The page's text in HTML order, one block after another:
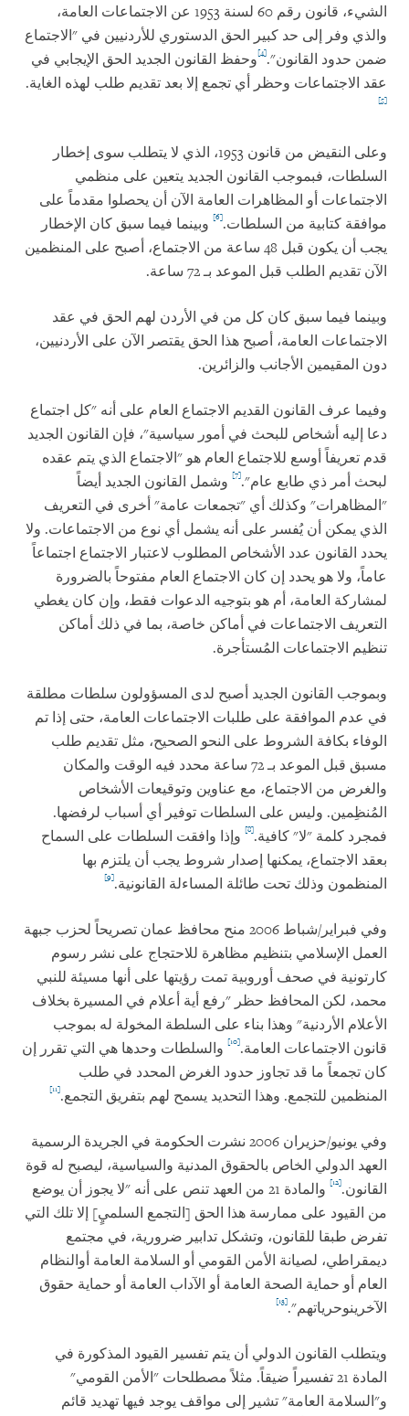
الشيء، قانون رقم 60 لسنة 1953 عن الاجتماعات العامة،
والذي وفر إلى حد كبير الحق الدستوري للأردنيين في "الاجتماع
ضمن حدود القانون".[4]
وحفظ القانون الجديد الحق الإيجابي في
عقد الاجتماعات وحظر أي تجمع إلا بعد تقديم طلب لهذه الغاية.
[5]
وعلى النقيض من قانون 1953، الذي لا يتطلب سوى إخطار
السلطات، فبموجب القانون الجديد يتعين على منظمي
الاجتماعات أو المظاهرات العامة الآن أن يحصلوا مقدماً على
موافقة كتابية من السلطات.[6]
وبينما فيما سبق كان الإخطار
يجب أن يكون قبل 48 ساعة من الاجتماع، أصبح على المنظمين
الآن تقديم الطلب قبل الموعد بـ 72 ساعة.
وبينما فيما سبق كان كل من في الأردن لهم الحق في عقد
الاجتماعات العامة، أصبح هذا الحق يقتصر الآن على الأردنيين،
دون المقيمين الأجانب والزائرين.
وفيما عرف القانون القديم الاجتماع العام على أنه "كل اجتماع
دعا إليه أشخاص للبحث في أمور سياسية"، فإن القانون الجديد
قدم تعريفاً أوسع للاجتماع العام هو "الاجتماع الذي يتم عقده
لبحث أمر ذي طابع عام".[7]
وشمل القانون الجديد أيضاً
"المظاهرات" وكذلك أي "تجمعات عامة" أخرى في التعريف
الذي يمكن أن يُفسر على أنه يشمل أي نوع من الاجتماعات. ولا
يحدد القانون عدد الأشخاص المطلوب لاعتبار الاجتماع اجتماعاً
عاماً، ولا هو يحدد إن كان الاجتماع العام مفتوحاً بالضرورة
لمشاركة العامة، أم هو بتوجيه الدعوات فقط، وإن كان يغطي
التعريف الاجتماعات في أماكن خاصة، بما في ذلك أماكن
تنظيم الاجتماعات المُستأجرة.
وبموجب القانون الجديد أصبح لدى المسؤولون سلطات مطلقة
في عدم الموافقة على طلبات الاجتماعات العامة، حتى إذا تم
الوفاء بكافة الشروط على النحو الصحيح، مثل تقديم طلب
مسبق قبل الموعد بـ 72 ساعة محدد فيه الوقت والمكان
والغرض من الاجتماع، مع عناوين وتوقيعات الأشخاص
المُنظِمين. وليس على السلطات توفير أي أسباب لرفضها.
فمجرد كلمة "لا" كافية.[8]
وإذا وافقت السلطات على السماح
بعقد الاجتماع، يمكنها إصدار شروط يجب أن يلتزم بها
المنظمون وذلك تحت طائلة المساءلة القانونية.[9]
وفي فبراير/شباط 2006 منح محافظ عمان تصريحاً لحزب جبهة
العمل الإسلامي بتنظيم مظاهرة للاحتجاج على نشر رسوم
كارتونية في صحف أوروبية تمت رؤيتها على أنها مسيئة للنبي
محمد، لكن المحافظ حظر "رفع أية أعلام في المسيرة بخلاف
الأعلام الأردنية" وهذا بناء على السلطة المخولة له بموجب
قانون الاجتماعات العامة.[10]
والسلطات وحدها هي التي تقرر إن
كان تجمعاً ما قد تجاوز حدود الغرض المحدد في طلب
المنظمين للتجمع. وهذا التحديد يسمح لهم بتفريق التجمع.[11]
وفي يونيو/حزيران 2006 نشرت الحكومة في الجريدة الرسمية
العهد الدولي الخاص بالحقوق المدنية والسياسية، ليصبح له قوة
القانون.[12]
والمادة 21 من العهد تنص على أنه "لا يجوز أن يوضع
من القيود على ممارسة هذا الحق [التجمع السلميٍ] إلا تلك التي
تفرض طبقا للقانون، وتشكل تدابير ضرورية، في مجتمع
ديمقراطي، لصيانة الأمن القومي أو السلامة العامة أوالنظام
العام أو حماية الصحة العامة أو الآداب العامة أو حماية حقوق
الآخرينوحرياتهم".[13]
ويتطلب القانون الدولي أن يتم تفسير القيود المذكورة في
المادة 21 تفسيراً ضيقاً. مثلاً مصطلحات "الأمن القومي"
و"السلامة العامة" تشير إلى مواقف يوجد فيها تهديد قائم